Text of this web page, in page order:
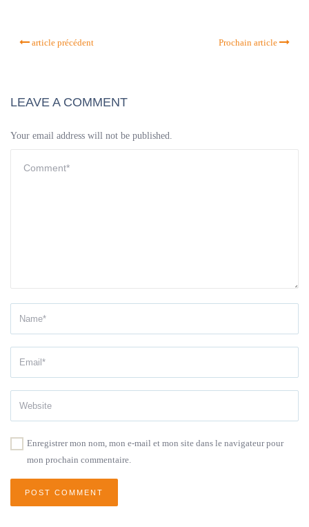
article précédent Prochain article
LEAVE A COMMENT
Your email address will not be published.
Enregistrer mon nom, mon e-mail et mon site dans le navigateur pour
mon prochain commentaire.